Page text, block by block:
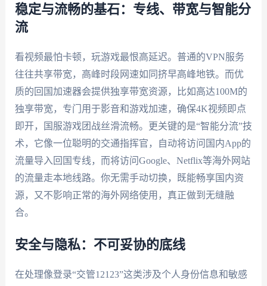
稳定与流畅的基石：专线、带宽与智能分
流
看视频最怕卡顿，玩游戏最恨高延迟。普通的VPN服务
往往共享带宽，高峰时段网速如同挤早高峰地铁。而优
质的回国加速器会提供独享带宽资源，比如高达100M的
独享带宽，专门用于影音和游戏加速，确保4K视频即点
即开，国服游戏团战丝滑流畅。更关键的是“智能分流”技
术，它像一位聪明的交通指挥官，自动将访问国内App的
流量导入回国专线，而将访问Google、Netflix等海外网站
的流量走本地线路。你无需手动切换，既能畅享国内资
源，又不影响正常的海外网络使用，真正做到无缝融
合。
安全与隐私：不可妥协的底线
在处理像登录“交管12123”这类涉及个人身份信息和敏感